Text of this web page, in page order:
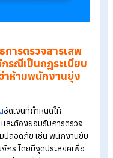
ยอมรับร่วมกัน
งปฏิเสธการตรว
ารถเลิกจ้างได้